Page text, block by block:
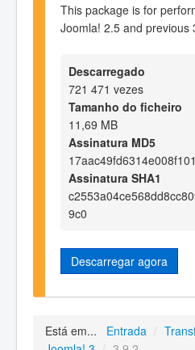
This package is for
Joomla! 2.5 and previous
Descarregado
721 471 vezes
Tamanho do ficheiro
11,69 MB
Assinatura MD5
Assinatura SHA1
9c0
Descarregar agora
Está em... Entrada /